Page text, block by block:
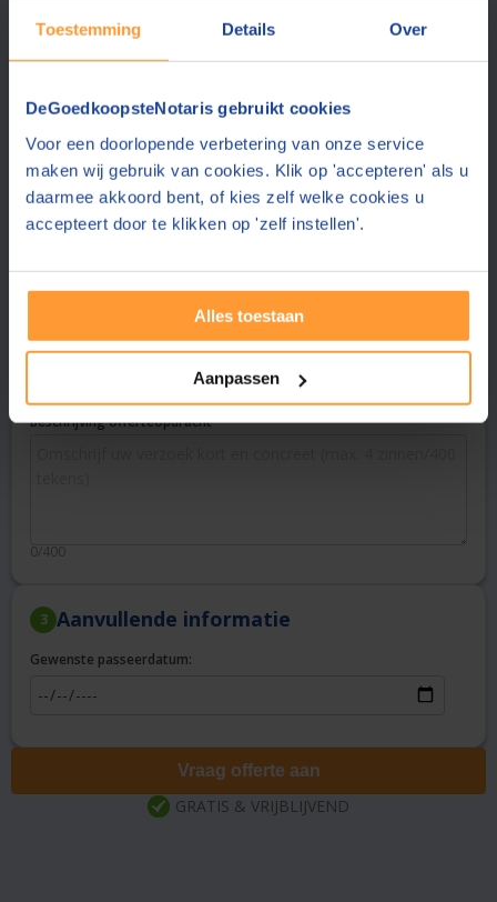
Toestemming Details Over
DeGoedkoopsteNotaris gebruikt cookies
Voor een doorlopende verbetering van onze service
maken wij gebruik van cookies. Klik op 'accepteren' als u
daarmee akkoord bent, of kies zelf welke cookies u
accepteert door te klikken op 'zelf instellen'.
Alles toestaan
Aanpassen
De notaris stuurt de offerte aan dit e-mailadres
Telefoonnummer
Uw telefoonnummer delen wij alleen met de notaris
Plaats
Beschrijving offerteopdracht
0/400
3 Aanvullende informatie
Gewenste passeerdatum:
Vraag offerte aan
GRATIS & VRIJBLIJVEND